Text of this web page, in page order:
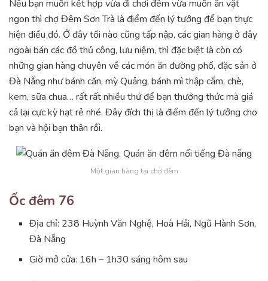
Nếu bạn muốn kết hợp vừa đi chơi đêm vừa muốn ăn vặt
ngon thì chợ Đêm Sơn Trà là điểm đến lý tưởng để bạn thực
hiện điều đó. Ở đây tối nào cũng tấp nập, các gian hàng ở đây
ngoài bán các đồ thủ công, lưu niệm, thì đặc biệt là còn có
những gian hàng chuyên về các món ăn đường phố, đặc sản ở
Đà Nẵng như bánh căn, mỳ Quảng, bánh mì thập cẩm, chè,
kem, sữa chua… rất rất nhiều thứ để bạn thưởng thức mà giá
cả lại cực kỳ hạt rẻ nhé. Đây đích thị là điểm đến lý tưởng cho
bạn và hội bạn thân rồi.
Một gian hàng tại chợ đêm
Ốc đêm 76
Địa chỉ: 238 Huỳnh Văn Nghệ, Hoà Hải, Ngũ Hành Sơn,
Đà Nẵng
Giờ mở cửa: 16h – 1h30 sáng hôm sau